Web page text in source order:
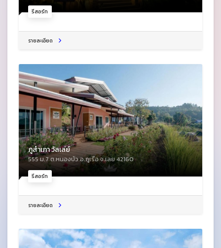
รีสอร์ท
รายละเอียด
รีสอร์ท
ภูสำเภา วัลเล่ย์
555 ม.7 ต.หนองบัว อ.ภูเรือ จ.เลย 42160
รายละเอียด